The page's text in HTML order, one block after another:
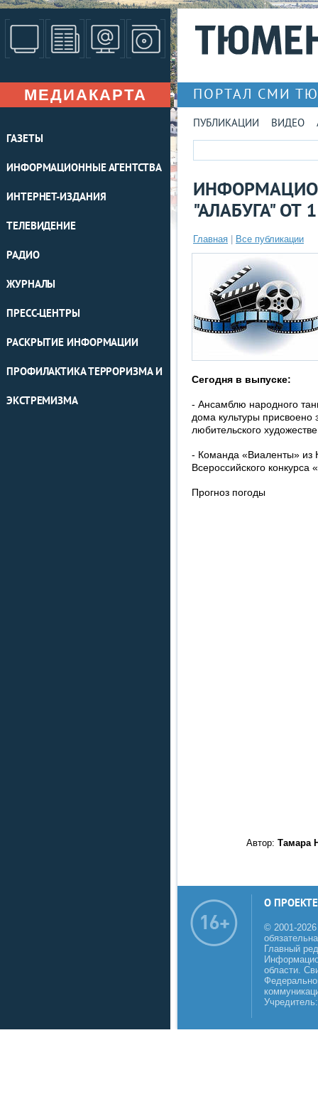
МЕДИАКАРТА
ГАЗЕТЫ
ИНФОРМАЦИОННЫЕ АГЕНТСТВА
ИНТЕРНЕТ-ИЗДАНИЯ
ТЕЛЕВИДЕНИЕ
РАДИО
ЖУРНАЛЫ
ПРЕСС-ЦЕНТРЫ
РАСКРЫТИЕ ИНФОРМАЦИИ
ПРОФИЛАКТИКА ТЕРРОРИЗМА И
ЭКСТРЕМИЗМА
ПОРТАЛ СМИ
ПУБЛИКАЦИИ ВИДЕО
"АЛАБУГА" ОТ
Главная Все публикации
Сегодня в выпуске:
- Ансамблю народного
дома культуры присвоено
любительского
- Команда «Виаленты» из
Всероссийского конкурса
Прогноз погоды
Автор: Тамара
О ПРОЕКТЕ
© 2001-
Главный
области.